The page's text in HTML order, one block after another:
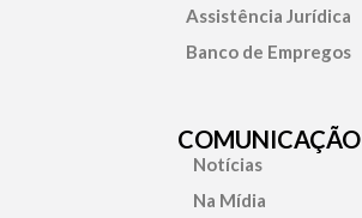
Assistência Jurídica
Banco de Empregos
COMUNICAÇÃO
Notícias
Na Mídia